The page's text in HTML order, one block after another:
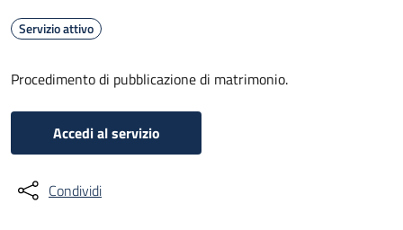
Servizio attivo
Procedimento di pubblicazione di matrimonio.
Accedi al servizio
Condividi